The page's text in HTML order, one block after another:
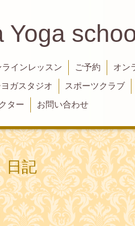
Yoga
ラインレッスン ご予約
オン
ガスタジオ
スポーツクラブ
ター
お問い合わせ
日記